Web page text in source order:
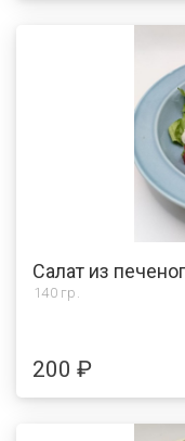
140 гр.
200 ₽